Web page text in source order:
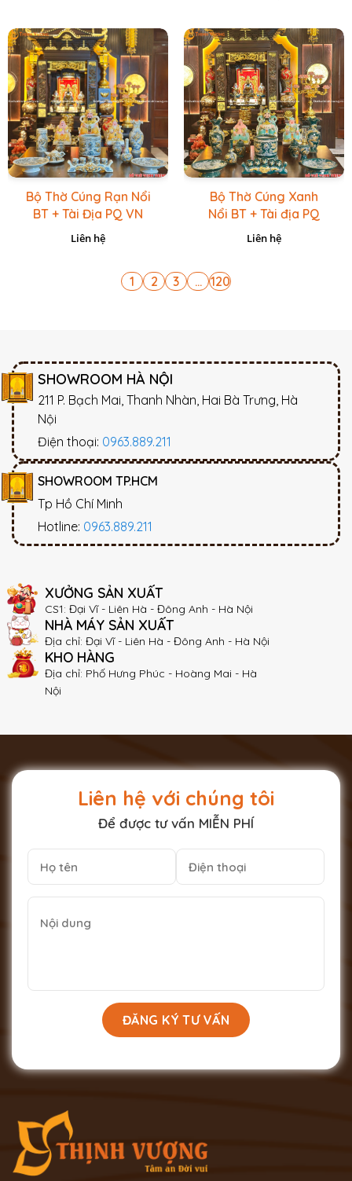
Bộ Thờ Cúng Rạn Nổi
BT + Tài Địa PQ VN
Vàng Caro
Liên hệ
Bộ Thờ Cúng Xanh
Nổi BT + Tài địa PQ
VN Xanh Lục
Liên hệ
1 2 3 ... 120
SHOWROOM HÀ NỘI
211 P. Bạch Mai, Thanh Nhàn, Hai Bà Trưng, Hà
Nội
Điện thoại: 0963.889.211
SHOWROOM TP.HCM
Tp Hồ Chí Minh
Hotline: 0963.889.211
XƯỞNG SẢN XUẤT
CS1: Đại Vĩ - Liên Hà - Đông Anh - Hà Nội
NHÀ MÁY SẢN XUẤT
Địa chỉ: Đại Vĩ - Liên Hà - Đông Anh - Hà Nội
KHO HÀNG
Địa chỉ: Phố Hưng Phúc - Hoàng Mai - Hà
Nội
Liên hệ với chúng tôi
Để được tư vấn MIỄN PHÍ